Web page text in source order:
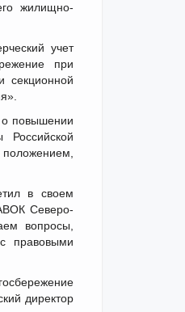
жилищно-
учет
при
секционной
повышении
в своем
Северо-
вопросы,
правовыми
директор